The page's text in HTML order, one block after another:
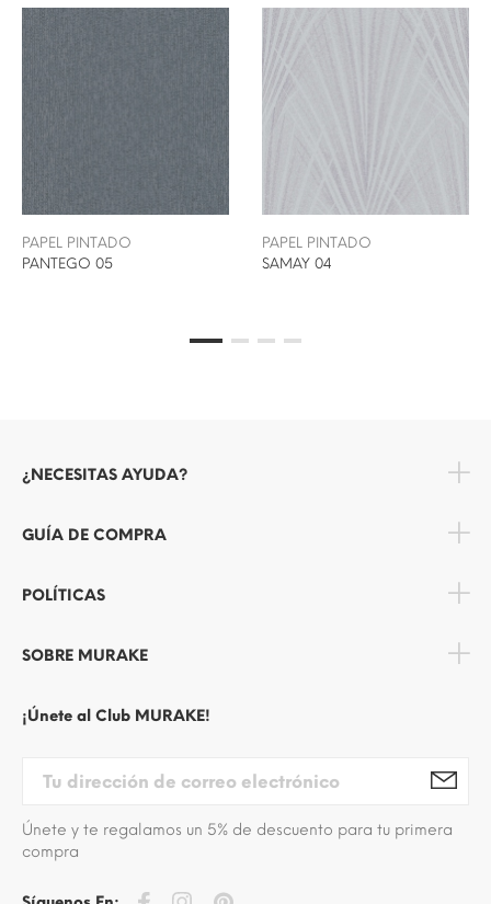
PAPEL PINTADO
PANTEGO 05
PAPEL PINTADO
SAMAY 04
¿NECESITAS AYUDA?
GUÍA DE COMPRA
POLÍTICAS
SOBRE MURAKE
¡Únete al Club MURAKE!
Únete y te regalamos un 5% de descuento para tu primera
compra